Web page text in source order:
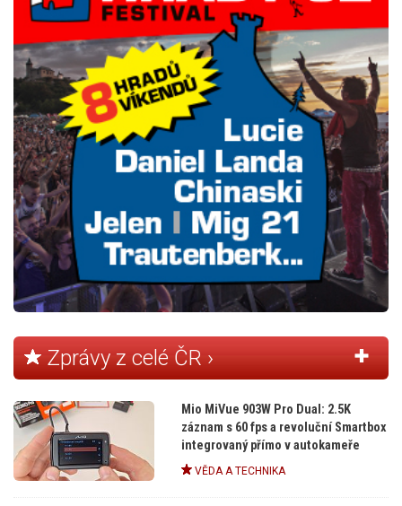
Zprávy z celé ČR ›
Mio MiVue 903W Pro Dual: 2.5K
záznam s 60 fps a revoluční Smartbox
integrovaný přímo v autokameře
VĚDA A TECHNIKA